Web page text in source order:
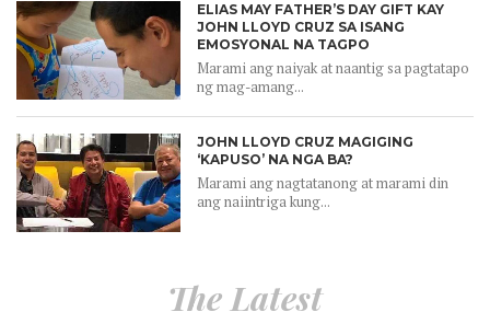
ELIAS MAY FATHER’S DAY GIFT KAY
JOHN LLOYD CRUZ SA ISANG
EMOSYONAL NA TAGPO
Marami ang naiyak at naantig sa pagtatapo
ng mag-amang...
JOHN LLOYD CRUZ MAGIGING
‘KAPUSO’ NA NGA BA?
Marami ang nagtatanong at marami din
ang naiintriga kung...
The Latest